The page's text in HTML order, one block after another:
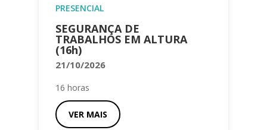
PRESENCIAL
SEGURANÇA DE
TRABALHOS EM ALTURA
(16h)
21/10/2026
16 horas
VER MAIS